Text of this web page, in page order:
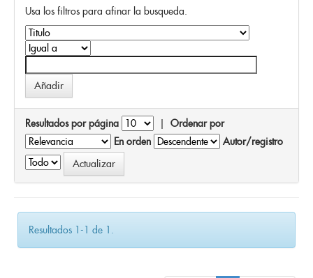
Usa los filtros para afinar la busqueda.
Resultados por página | Ordenar por
En orden
Autor/registro
Resultados 1-1 de 1.